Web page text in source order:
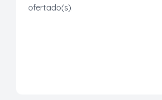
ofertado(s).